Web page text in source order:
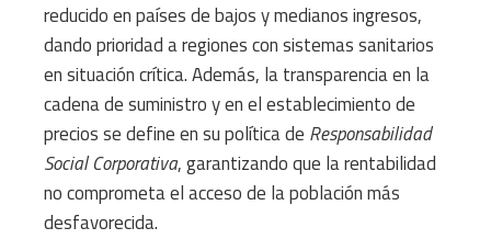
reducido en países de bajos y medianos ingresos,
dando prioridad a regiones con sistemas sanitarios
en situación crítica. Además, la transparencia en la
cadena de suministro y en el establecimiento de
precios se define en su política de Responsabilidad
Social Corporativa, garantizando que la rentabilidad
no comprometa el acceso de la población más
desfavorecida.